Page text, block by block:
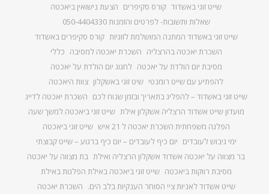
שייט זוגי באשדוד קורס סקיפרים הצעת נישואין ביאכטה
שאלות ותשובות- לפרטים והזמנות 050-4404330
שייט זוגי באשדוד המתנה המושלמת לזוגיות קורס סקיפרים באשדוד
השכרת יאכטה בהרצליה השכרת יאכטה למסיבה כללי
מסיבת יום הולדת על יאכטה לחגוג יום הולדת על יאכטה
להפתיע עם שייט רומנטי שיט זוגי באשקלון צוות היאכטה
שייט זוגי באשדוד – להפליג בתאריך ובזמן שנוח לכם השכרת יאכטה לדייג
מועדון שייט אשדוד הרצליה אשקלון אילת שייט זוגי ביאכטה למשך שעה
הפלגה משפחתית השכרת יאכטה ל 21 איש
שייט זוגי ביאכטה
ימי גיבוש לעובדים יום כיף לעובדים – יום כיף ברגוע – שייט קבוצתי
בר מצווה על יאכטה אשדוד אשקלון הרצליה ואילת בת מצווה על יאכטה
מסיבת רווקות ביאכטה שייט זוגי ביאכטה באילת הפלגות באילת
שייט אשדוד לאניות ציי הסוחר הענקיות בלב הים. השכרת יאכטה